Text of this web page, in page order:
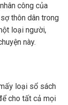
công của
thôn dân trong
loại người,
này.
loại sổ sách
cho tất cả mọi